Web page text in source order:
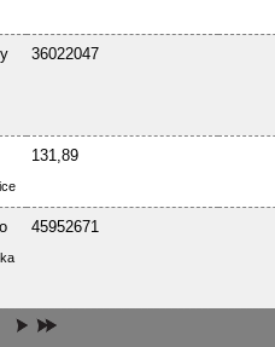
36022047
131,89
45952671